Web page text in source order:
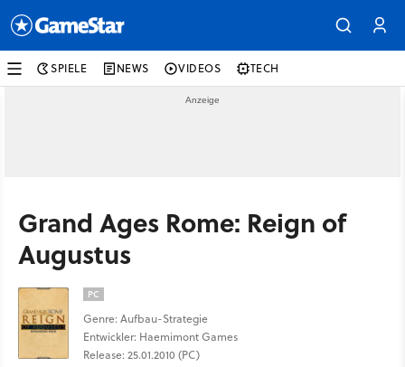
SPIELE NEWS VIDEOS TECH
Grand Ages Rome: Reign of
Augustus
PC
Genre: Aufbau-Strategie
Entwickler: Haemimont Games
Release: 25.01.2010 (PC)